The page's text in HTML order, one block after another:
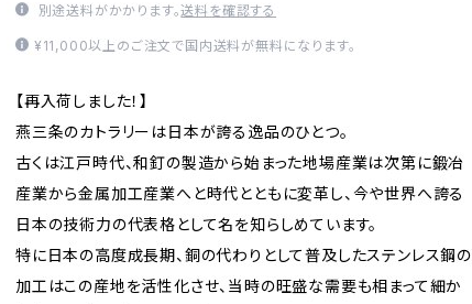
別途送料がかかります。送料を確認する
¥11,000以上のご注文で国内送料が無料になります。
【再入荷しました！】
燕三条のカトラリーは日本が誇る逸品のひとつ。
古くは江戸時代、和釘の製造から始まった地場産業は次第に鍛冶
産業から金属加工産業へと時代とともに変革し、今や世界へ誇る
日本の技術力の代表格として名を知らしめています。
特に日本の高度成長期、銅の代わりとして普及したステンレス鋼の
加工はこの産地を活性化させ、当時の旺盛な需要も相まって細か